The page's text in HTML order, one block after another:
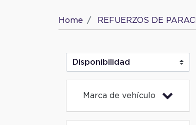
Home REFUERZOS DE
Marca de vehículo